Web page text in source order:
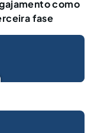
como
fase